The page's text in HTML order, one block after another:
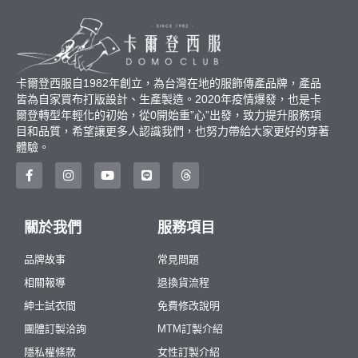
卡爾登西服自1982年創立，為台灣在地的服飾傳產品牌，產品
皆為自家買布打版設計、生產製造。2020年疫情爆發，也是卡
爾登轉型年輕化的初始，從0開始重”心”出發，致力提升服務項
目和品質，希望讓更多人認識我們，也努力帶給大家更好的穿著
體驗。
關於我們
品牌故事
相關報導
紳士試衣間
團體訂製洽詢
隱私權條款
服務項目
常見問題
退換貨流程
免費修改說明
MTM訂製介紹
女性訂製介紹